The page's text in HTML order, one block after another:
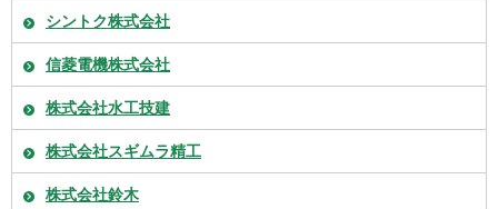
シントク株式会社
信菱電機株式会社
株式会社水工技建
株式会社スギムラ精工
株式会社鈴木